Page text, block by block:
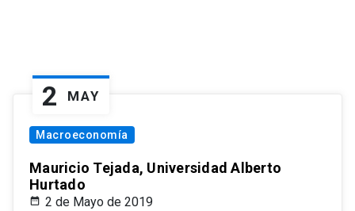
2 MAY
Macroeconomía
Mauricio Tejada, Universidad Alberto
Hurtado
2 de Mayo de 2019